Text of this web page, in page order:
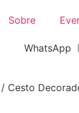
Sobre
WhatsApp
/ Cesto